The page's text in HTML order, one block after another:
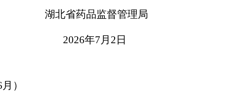
湖北省药品监督管理局
2026年7月 2 日
月）